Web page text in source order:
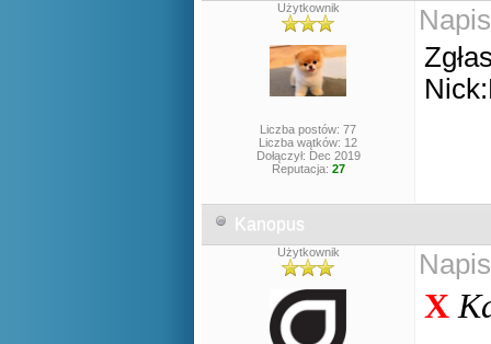
Użytkownik
Liczba postów: 77
Liczba wątków: 12
Dołączył: Dec 2019
Reputacja: 27
Kanopus
Użytkownik
X